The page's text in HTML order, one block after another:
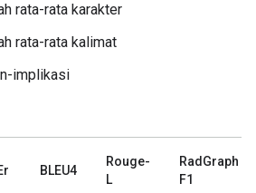
rata-rata karakter
rata-rata kalimat
implikasi
BLEU4
Rouge-
L
RadGraph
F1